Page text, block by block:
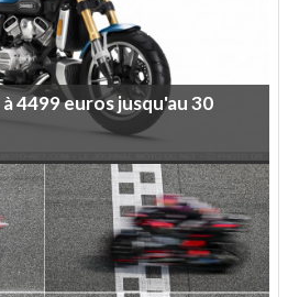
à4499eurosjusqu'au30